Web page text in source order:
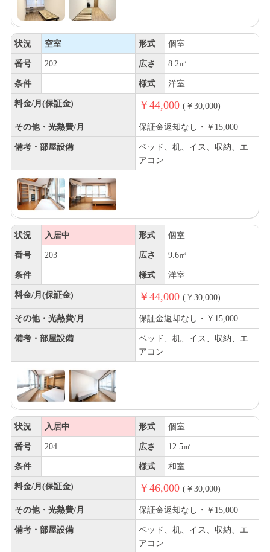
状況 空室 形式 個室
番号 202 広さ 8.2㎡
条件 様式 洋室
料金/月(保証金) ￥44,000 (￥30,000)
その他・光熱費/月 保証金返却なし・￥15,000
備考・部屋設備
ベッド、机、イス、収納、エ
アコン
状況 入居中 形式 個室
番号 203 広さ 9.6㎡
条件 様式 洋室
料金/月(保証金) ￥44,000 (￥30,000)
その他・光熱費/月 保証金返却なし・￥15,000
備考・部屋設備
ベッド、机、イス、収納、エ
アコン
状況 入居中 形式 個室
番号 204 広さ 12.5㎡
条件 様式 和室
料金/月(保証金) ￥46,000 (￥30,000)
その他・光熱費/月 保証金返却なし・￥15,000
備考・部屋設備
ベッド、机、イス、収納、エ
アコン